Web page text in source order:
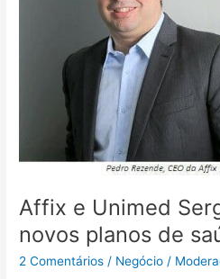
Affix e Unimed
novos planos de
2 Comentários / Negócio /